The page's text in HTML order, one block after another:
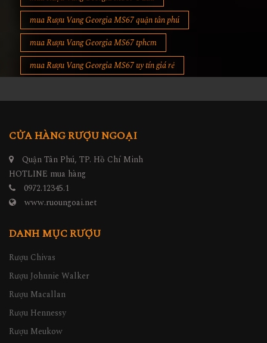
mua Rượu Vang Georgia MS67 quận tân phú
mua Rượu Vang Georgia MS67 tphcm
mua Rượu Vang Georgia MS67 uy tín giá rẻ
CỬA HÀNG RƯỢU NGOẠI
Quận Tân Phú, TP. Hồ Chí Minh
HOTLINE mua hàng
0972.12345.1
www.ruoungoai.net
DANH MỤC RƯỢU
Rượu Chivas
Rượu Johnnie Walker
Rượu Macallan
Rượu Hennessy
Rượu Meukow